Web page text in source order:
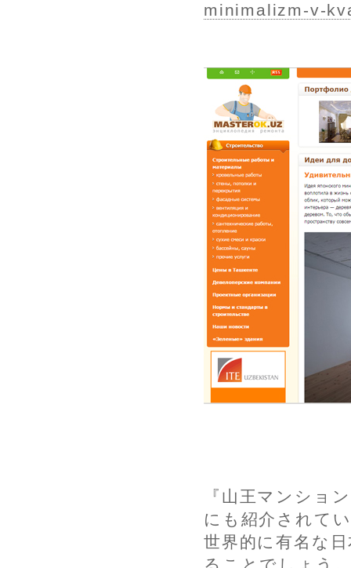
minimalizm-v-
『山王マンショ
にも紹介されて
世界的に有名な